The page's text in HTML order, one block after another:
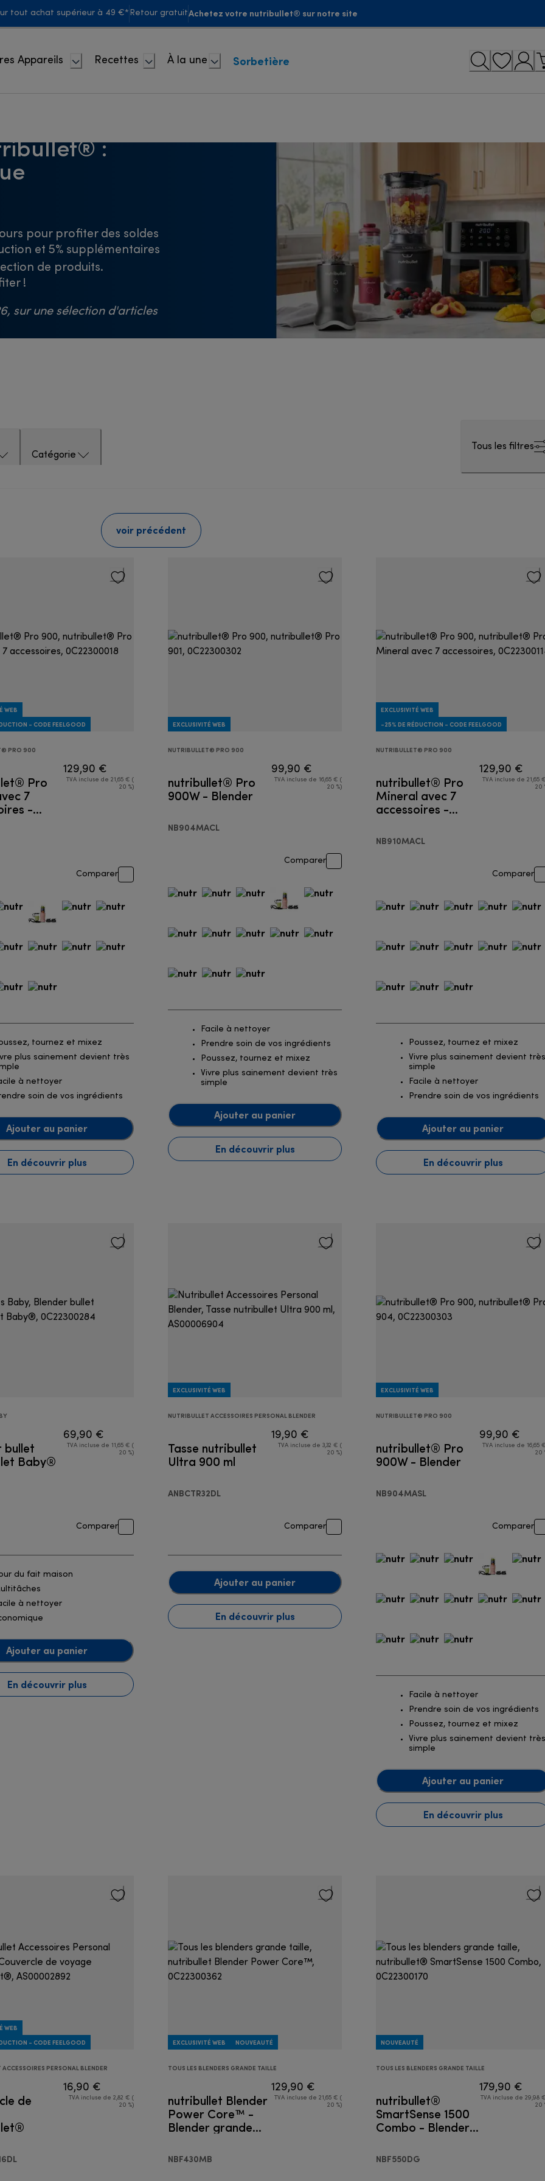
tout achat supérieur à 49 €* Retour gratuitAchetez votre nutribullet® sur notre site
Appareils Recettes À la une Sorbetière
:
pour profiter des soldes
et 5% supplémentaires
de produits.
!
sur une sélection d'articles
Catégorie
Tous les filtres
voir précédent
WEB
- CODE FEELGOOD
PRO 900
Pro
7
-
129,90 €
TVA incluse de 21,65 € (
20 %)
Comparer
tournez et mixez
plus sainement devient très
à nettoyer
soin de vos ingrédients
Ajouter au panier
En découvrir plus
EXCLUSIVITÉ WEB
NUTRIBULLET® PRO 900
nutribullet® Pro
900W - Blender
NB904MACL
99,90 €
TVA incluse de 16,65 € (
20 %)
Comparer
Facile à nettoyer
Prendre soin de vos ingrédients
Poussez, tournez et mixez
Vivre plus sainement devient très
simple
Ajouter au panier
En découvrir plus
EXCLUSIVITÉ WEB
-25% DE RÉDUCTION - CODE FEELGOOD
NUTRIBULLET® PRO 900
nutribullet® Pro
Mineral avec 7
accessoires -
NB910MACL
129,90 €
TVA incluse de 21,65
20
Comparer
Poussez, tournez et mixez
Vivre plus sainement devient très
simple
Facile à nettoyer
Prendre soin de vos ingrédients
Ajouter au panier
En découvrir plus
bullet
Baby®
69,90 €
TVA incluse de 11,65 € (
20 %)
Comparer
du fait maison
à nettoyer
Ajouter au panier
En découvrir plus
EXCLUSIVITÉ WEB
NUTRIBULLET ACCESSOIRES PERSONAL BLENDER
Tasse nutribullet
Ultra 900 ml
ANBCTR32DL
19,90 €
TVA incluse de 3,32 € (
20 %)
Comparer
Ajouter au panier
En découvrir plus
EXCLUSIVITÉ WEB
NUTRIBULLET® PRO 900
nutribullet® Pro
900W - Blender
NB904MASL
99,90 €
TVA incluse de 16,65
20
Comparer
Facile à nettoyer
Prendre soin de vos ingrédients
Poussez, tournez et mixez
Vivre plus sainement devient très
simple
Ajouter au panier
En découvrir plus
WEB
- CODE FEELGOOD
PERSONAL BLENDER
de
16,90 €
TVA incluse de 2,82 € (
20 %)
EXCLUSIVITÉ WEB NOUVEAUTÉ
TOUS LES BLENDERS GRANDE TAILLE
nutribullet Blender
Power Core™ -
Blender grande
NBF430MB
129,90 €
TVA incluse de 21,65 € (
20 %)
NOUVEAUTÉ
TOUS LES BLENDERS GRANDE TAILLE
nutribullet®
SmartSense 1500
Combo - Blender
NBF550DG
179,90 €
TVA incluse de 29,98
20